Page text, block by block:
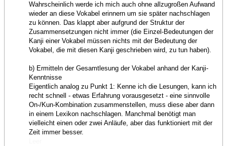
Wahrscheinlich werde ich mich auch ohne allzugroßen Aufwand
wieder an diese Vokabel erinnern um sie später nachschlagen
zu können. Das klappt aber aufgrund der Struktur der
Zusammensetzungen nicht immer (die Einzel-Bedeutungen der
Kanji einer Vokabel müssen nichts mit der Bedeutung der
Vokabel, die mit diesen Kanji geschrieben wird, zu tun haben).
b) Ermitteln der Gesamtlesung der Vokabel anhand der Kanji-
Kenntnisse
Eigentlich analog zu Punkt 1: Kenne ich die Lesungen, kann ich
recht schnell - etwas Erfahrung vorausgesetzt - eine sinnvolle
On-/Kun-Kombination zusammenstellen, muss diese aber dann
in einem Lexikon nachschlagen. Manchmal benötigt man
vielleicht einen oder zwei Anläufe, aber das funktioniert mit der
Zeit immer besser.